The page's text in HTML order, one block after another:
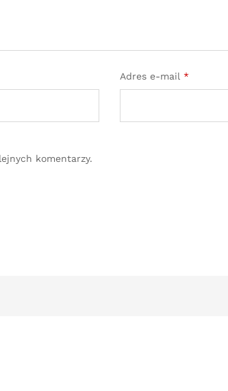
Adres e-mail *
komentarzy.